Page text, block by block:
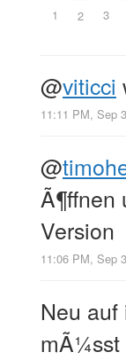
1 2 3
@viticci
11:11 PM, Sep
@
Ã¶ffnen
Version
11:06 PM, Sep
Neu
mÃ¼sst